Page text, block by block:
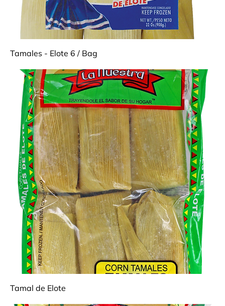
Tamales - Elote 6 / Bag
Tamal de Elote